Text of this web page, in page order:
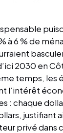
à 6 % de
2030 en
temps, les
l’intérêt
: chaque
justifiant
privé dans